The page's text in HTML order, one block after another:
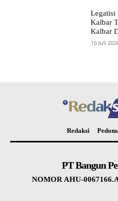
Legatisi
Kalbar
Kalbar
16 Juli
Redaksi
PT Bangun
NOMOR AHU-